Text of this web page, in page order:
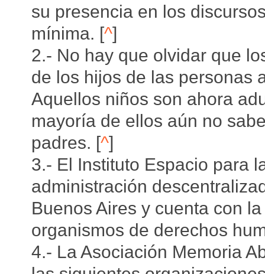
su presencia en los
mínima. [^]
2.- No hay que olvidar que
de los hijos de las personas
Aquellos niños son ahora
mayoría de ellos aún no
padres. [^]
3.- El Instituto Espacio para
administración
Buenos Aires y cuenta con
organismos de derechos
4.- La Asociación Memoria